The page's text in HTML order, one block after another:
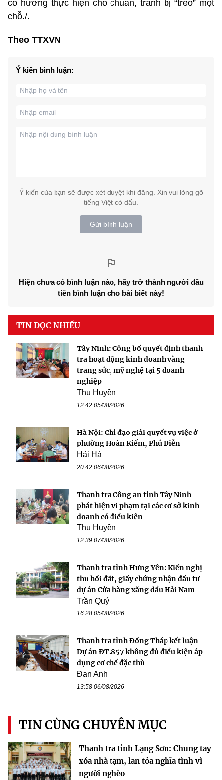
có hướng thực hiện cho chuẩn, tránh bị “treo” một
chỗ./.
Theo TTXVN
Ý kiến bình luận:
Ý kiến của bạn sẽ được xét duyệt khi đăng. Xin vui lòng gõ
tiếng Việt có dấu.
Gửi bình luận
Hiện chưa có bình luận nào, hãy trở thành người đầu
tiên bình luận cho bài biết này!
TIN ĐỌC NHIỀU
Tây Ninh: Công bố quyết định thanh
tra hoạt động kinh doanh vàng
trang sức, mỹ nghệ tại 5 doanh
nghiệp
Thu Huyền
12:42 05/08/2026
Hà Nội: Chỉ đạo giải quyết vụ việc ở
phường Hoàn Kiếm, Phú Diễn
Hải Hà
20:42 06/08/2026
Thanh tra Công an tỉnh Tây Ninh
phát hiện vi phạm tại các cơ sở kinh
doanh có điều kiện
Thu Huyền
12:39 07/08/2026
Thanh tra tỉnh Hưng Yên: Kiến nghị
thu hồi đất, giấy chứng nhận đầu tư
dự án Cửa hàng xăng dầu Hải Nam
Trần Quý
16:28 05/08/2026
Thanh tra tỉnh Đồng Tháp kết luận
Dự án ĐT.857 không đủ điều kiện áp
dụng cơ chế đặc thù
Đan Anh
13:58 06/08/2026
TIN CÙNG CHUYÊN MỤC
Thanh tra tỉnh Lạng Sơn: Chung tay
xóa nhà tạm, lan tỏa nghĩa tình vì
người nghèo